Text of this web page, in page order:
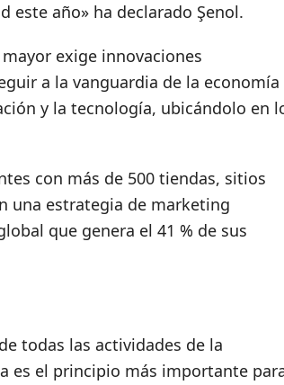
este año» ha declarado Şenol.
exige innovaciones
a la vanguardia de la economía
y la tecnología, ubicándolo en
con más de 500 tiendas, sitios
una estrategia de marketing
que genera el 41 % de sus
todas las actividades de la
es el principio más importante